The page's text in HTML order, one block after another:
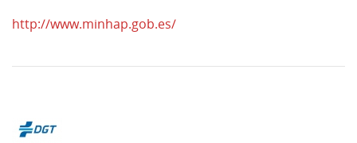
http://www.minhap.gob.es/